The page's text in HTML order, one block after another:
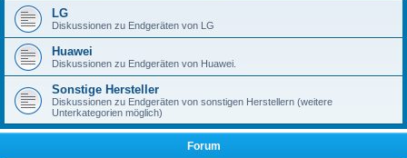
LG
Diskussionen zu Endgeräten von LG
Huawei
Diskussionen zu Endgeräten von Huawei.
Sonstige Hersteller
Diskussionen zu Endgeräten von sonstigen Herstellern (weitere
Unterkategorien möglich)
Forum